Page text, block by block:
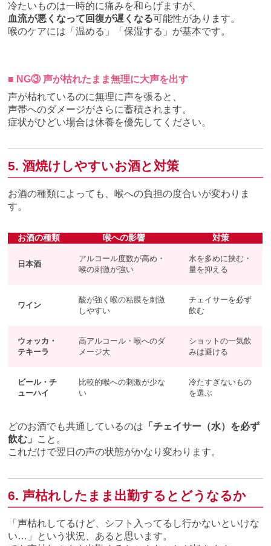
冷たいものは一時的に痛みを和らげますが、
血流が悪くなって回復が遅くなる可能性があります。
喉のケアには「温める」「保湿する」が基本です。
■ NG③ 声が枯れたまま無理に大声を出す
声が枯れているのに無理に声を張ると、
声帯へのダメージがさらに蓄積されます。
症状がひどい場合は休養を優先してください。
5. 酒焼けしやすいお酒と対策
お酒の種類によっても、喉への負担の度合いが変わりま
す。
お酒の種類 喉への影響 対策
日本酒
アルコール度数が高め・
喉の刺激が強い
水を多めに挟む・
量を抑える
ワイン
酸が強く喉の粘膜を刺激
しやすい
チェイサーを必ず
飲む
ウォッカ・
テキーラ
高アルコール・喉へのダ
メージ大
ショットの一気飲
みは避ける
ビール・チ
ューハイ
比較的喉への刺激が少な
い
冷たすぎないもの
を選ぶ
どのお酒でも共通しているのは 「チェイサー（水）を必ず
飲む」 こと。
これだけで翌日の声の状態がかなり変わります。
6. 声枯れしたまま出勤するとどうなるか
「声枯れしてるけど、シフト入ってるし行かないといけな
い…」という状況、あると思います。